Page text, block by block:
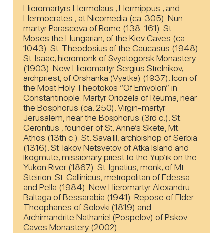
Hieromartyrs Hermolaus , Hermippus , and
Hermocrates , at Nicomedia (ca. 305). Nun-
martyr Parasceva of Rome (138-161). St.
Moses the Hungarian, of the Kiev Caves (ca.
1043). St. Theodosius of the Caucasus (1948).
St. Isaac, hieromonk of Svyatogorsk Monastery
(1903). New Hieromartyr Sergius Strelnikov,
archpriest, of Orshanka (Vyatka) (1937). Icon of
the Most Holy Theotokos “Of Emvolon” in
Constantinople. Martyr Oriozela of Reuma, near
the Bosphorus (ca. 250). Virgin-martyr
Jerusalem, near the Bosphorus (3rd c.). St.
Gerontius , founder of St. Anne’s Skete, Mt.
Athos (13th c.). St. Sava III, archbishop of Serbia
(1316). St. Iakov Netsvetov of Atka Island and
Ikogmute, missionary priest to the Yup’ik on the
Yukon River (1867). St. Ignatius, monk, of Mt.
Steirion. St. Callinicus, metropolitan of Edessa
and Pella (1984). New Hieromartyr Alexandru
Baltaga of Bessarabia (1941). Repose of Elder
Theophanes of Solovki (1819) and
Archimandrite Nathaniel (Pospelov) of Pskov
Caves Monastery (2002).